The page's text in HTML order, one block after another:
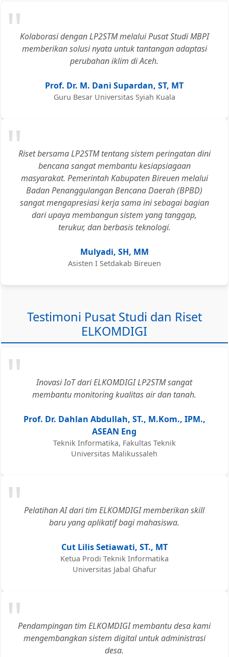
"Kolaborasi dengan LP2STM melalui Pusat Studi MBPI
memberikan solusi nyata untuk tantangan adaptasi
perubahan iklim di Aceh.
Prof. Dr. M. Dani Supardan, ST, MT
Guru Besar Universitas Syiah Kuala
"Riset bersama LP2STM tentang sistem peringatan dini
bencana sangat membantu kesiapsiagaan
masyarakat. Pemerintah Kabupaten Bireuen melalui
Badan Penanggulangan Bencana Daerah (BPBD)
sangat mengapresiasi kerja sama ini sebagai bagian
dari upaya membangun sistem yang tanggap,
terukur, dan berbasis teknologi.
Mulyadi, SH, MM
Asisten I Setdakab Bireuen
Testimoni Pusat Studi dan Riset
ELKOMDIGI
"
Inovasi IoT dari ELKOMDIGI LP2STM sangat
membantu monitoring kualitas air dan tanah.
Prof. Dr. Dahlan Abdullah, ST., M.Kom., IPM.,
ASEAN Eng
Teknik Informatika, Fakultas Teknik
Universitas Malikussaleh
" Pelatihan AI dari tim ELKOMDIGI memberikan skill
baru yang aplikatif bagi mahasiswa.
Cut Lilis Setiawati, ST., MT
Ketua Prodi Teknik Informatika
Universitas Jabal Ghafur
"Pendampingan tim ELKOMDIGI membantu desa kami
mengembangkan sistem digital untuk administrasi
desa.